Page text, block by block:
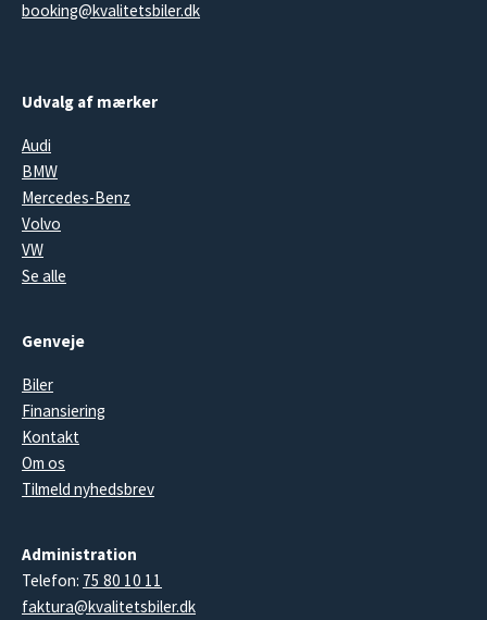
booking@kvalitetsbiler.dk
Udvalg af mærker
Audi
BMW
Mercedes-Benz
Volvo
VW
Se alle
Genveje
Biler
Finansiering
Kontakt
Om os
Tilmeld nyhedsbrev
Administration
Telefon: 75 80 10 11
faktura@kvalitetsbiler.dk